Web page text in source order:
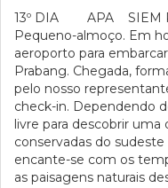
13º DIA APA SIEM
Pequeno-almoço. Em
aeroporto para
Prabang. Chegada,
pelo nosso
check-in. Dependendo
livre para descobrir uma
conservadas do
encante-se com os
as paisagens naturais